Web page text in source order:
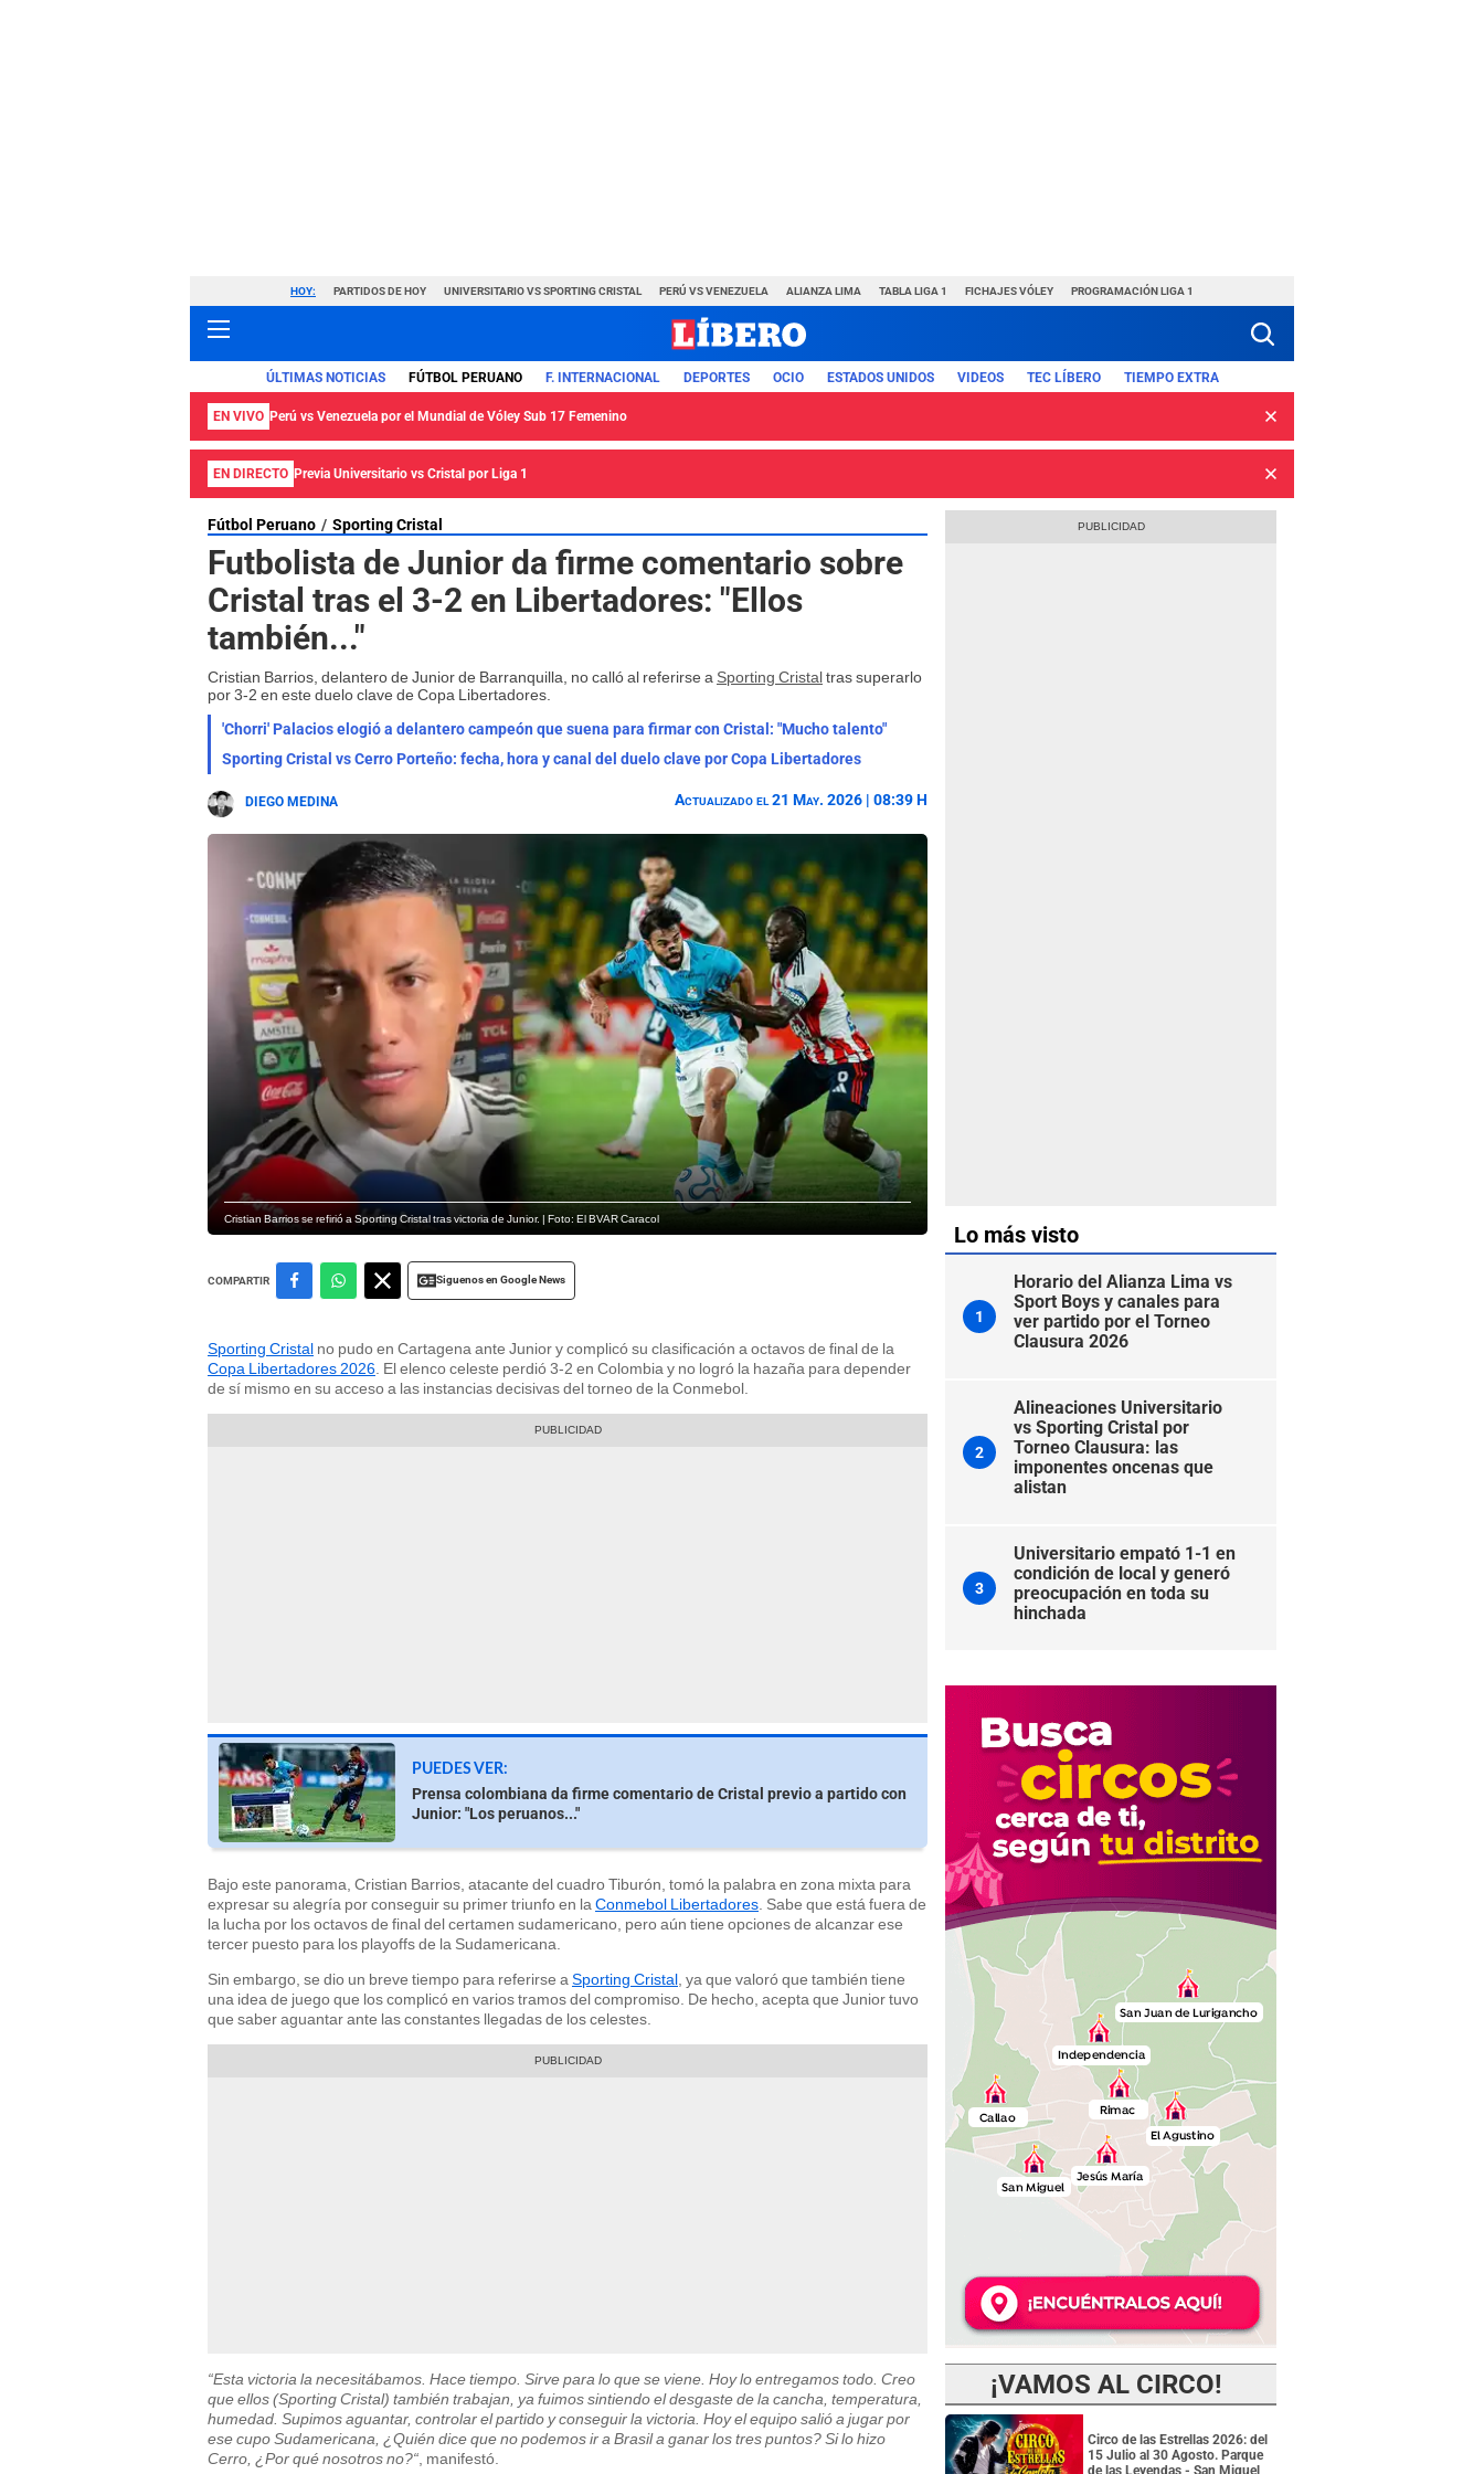
HOY: PARTIDOS DE HOY UNIVERSITARIO VS SPORTING CRISTAL PERÚ VS VENEZUELA ALIANZA LIMA TABLA LIGA 1 FICHAJES VÓLEY PROGRAMACIÓN LIGA 1
ÚLTIMAS NOTICIAS FÚTBOL PERUANO F. INTERNACIONAL DEPORTES OCIO ESTADOS UNIDOS VIDEOS TEC LÍBERO TIEMPO EXTRA
EN VIVO Perú vs Venezuela por el Mundial de Vóley Sub 17 Femenino
EN DIRECTO Previa Universitario vs Cristal por Liga 1
Fútbol Peruano Sporting Cristal
Futbolista de Junior da firme comentario sobre
Cristal tras el 3-2 en Libertadores: "Ellos
también..."
Cristian Barrios, delantero de Junior de Barranquilla, no calló al referirse a Sporting Cristaltras superarlo
por 3-2 en este duelo clave de Copa Libertadores.
'Chorri' Palacios elogió a delantero campeón que suena para firmar con Cristal: "Mucho talento"
Sporting Cristal vs Cerro Porteño: fecha, hora y canal del duelo clave por Copa Libertadores
DIEGO MEDINA Actualizado el 21 May. 2026 | 08:39 H
Cristian Barrios se refirió a Sporting Cristal tras victoria de Junior. | Foto: El BVAR Caracol
COMPARTIR Siguenos en Google News
Sporting Cristal no pudo en Cartagena ante Junior y complicó su clasificación a octavos de final de la
Copa Libertadores 2026 . El elenco celeste perdió 3-2 en Colombia y no logró la hazaña para depender
de sí mismo en su acceso a las instancias decisivas del torneo de la Conmebol.
PUEDES VER:
Prensa colombiana da firme comentario de Cristal previo a partido con
Junior: "Los peruanos..."
Bajo este panorama, Cristian Barrios, atacante del cuadro Tiburón, tomó la palabra en zona mixta para
expresar su alegría por conseguir su primer triunfo en la Conmebol Libertadores . Sabe que está fuera de
la lucha por los octavos de final del certamen sudamericano, pero aún tiene opciones de alcanzar ese
tercer puesto para los playoffs de la Sudamericana.
Sin embargo, se dio un breve tiempo para referirse a Sporting Cristal , ya que valoró que también tiene
una idea de juego que los complicó en varios tramos del compromiso. De hecho, acepta que Junior tuvo
que saber aguantar ante las constantes llegadas de los celestes.
“Esta victoria la necesitábamos. Hace tiempo. Sirve para lo que se viene. Hoy lo entregamos todo. Creo
que ellos (Sporting Cristal) también trabajan, ya fuimos sintiendo el desgaste de la cancha, temperatura,
humedad. Supimos aguantar, controlar el partido y conseguir la victoria. Hoy el equipo salió a jugar por
ese cupo Sudamericana, ¿Quién dice que no podemos ir a Brasil a ganar los tres puntos? Si lo hizo
Cerro, ¿Por qué nosotros no?“ , manifestó.
Lo más visto
1
Horario del Alianza Lima vs
Sport Boys y canales para
ver partido por el Torneo
Clausura 2026
2
Alineaciones Universitario
vs Sporting Cristal por
Torneo Clausura: las
imponentes oncenas que
alistan
3
Universitario empató 1-1 en
condición de local y generó
preocupación en toda su
hinchada
¡VAMOS AL CIRCO!
Circo de las Estrellas 2026: del
15 Julio al 30 Agosto. Parque